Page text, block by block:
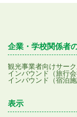
企業・学校関係者
観光事業者向けサー
インバウンド（旅行会
インバウンド（宿泊施
表示